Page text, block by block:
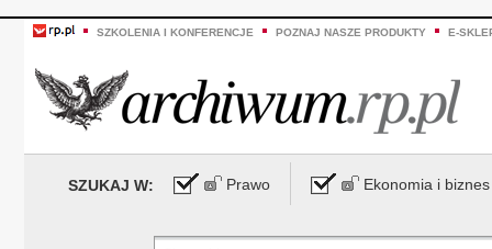
SZKOLENIA I KONFERENCJE POZNAJ NASZE PRODUKTY E-
SZUKAJ W: Prawo Ekonomia i biznes